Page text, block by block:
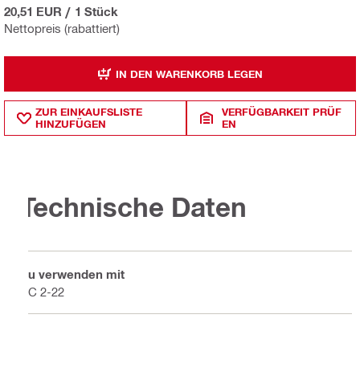
Nettopreis (rabattiert)
20,51 EUR / 1 Stück
IN DEN WARENKORB LEGEN
ZUR EINKAUFSLISTE
HINZUFÜGEN
VERFÜGBARKEIT PRÜF
EN
Technische Daten
Zu verwenden mit
PC 2-22